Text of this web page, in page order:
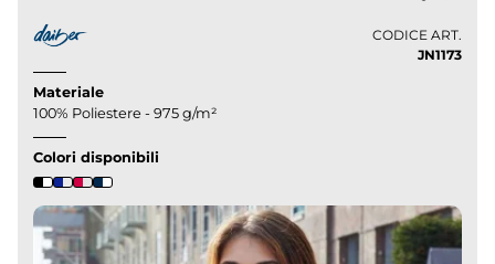
CODICE ART.
JN1173
Materiale
100% Poliestere - 975 g/m²
Colori disponibili